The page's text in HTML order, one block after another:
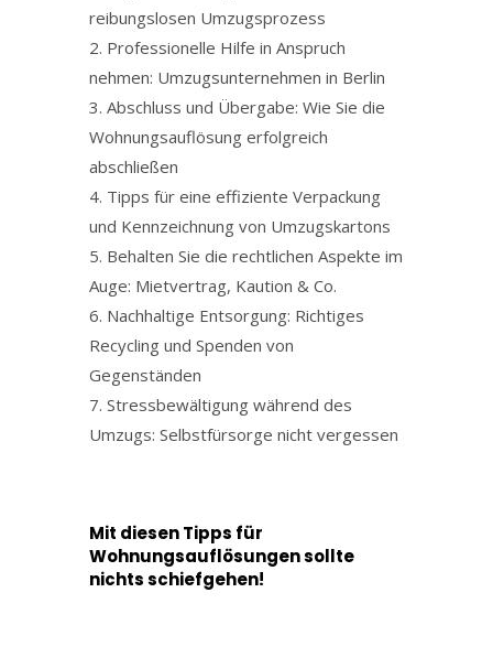
reibungslosen Umzugsprozess
Professionelle Hilfe in Anspruch
nehmen: Umzugsunternehmen in Berlin
Abschluss und Übergabe: Wie Sie die
Wohnungsauflösung erfolgreich
abschließen
Tipps für eine effiziente Verpackung
und Kennzeichnung von Umzugskartons
Behalten Sie die rechtlichen Aspekte im
Auge: Mietvertrag, Kaution & Co.
Nachhaltige Entsorgung: Richtiges
Recycling und Spenden von
Gegenständen
Stressbewältigung während des
Umzugs: Selbstfürsorge nicht vergessen
Mit diesen Tipps für
Wohnungsauflösungen sollte
nichts schiefgehen!